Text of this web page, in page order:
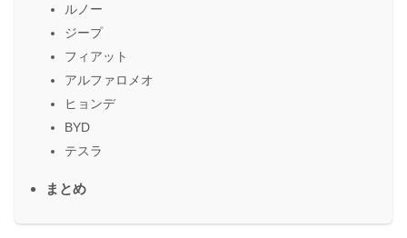
ルノー
ジープ
フィアット
アルファロメオ
ヒョンデ
BYD
テスラ
まとめ